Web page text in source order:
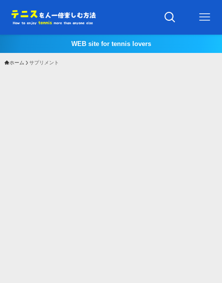
WEB site for tennis lovers
ホーム サプリメント